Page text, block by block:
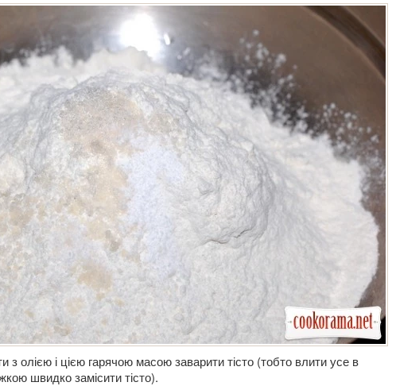
з олією і цією гарячою масою заварити тісто (тобто влити усе в
швидко замісити тісто).